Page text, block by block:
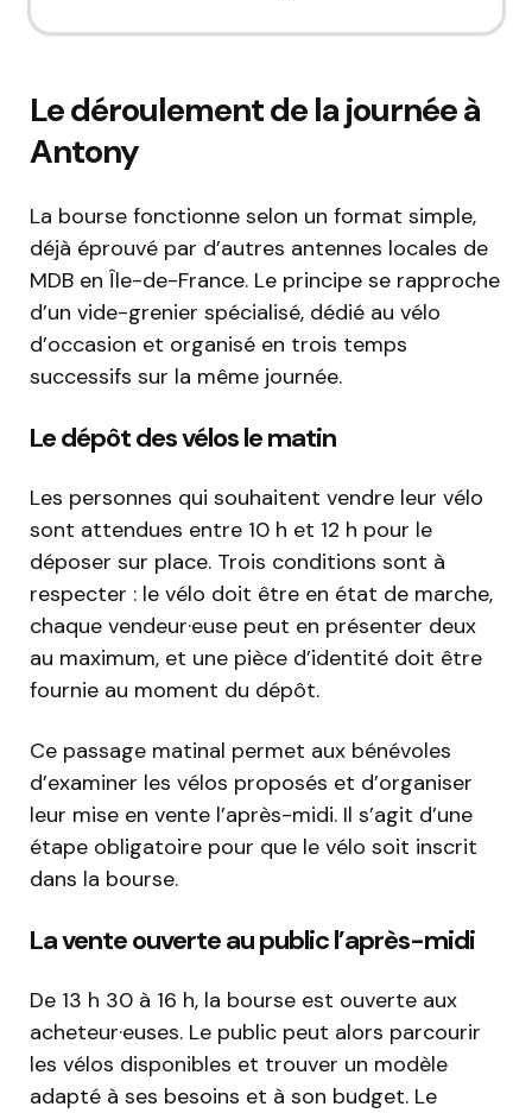
Le déroulement de la journée à
Antony
La bourse fonctionne selon un format simple,
déjà éprouvé par d’autres antennes locales de
MDB en Île-de-France. Le principe se rapproche
d’un vide-grenier spécialisé, dédié au vélo
d’occasion et organisé en trois temps
successifs sur la même journée.
Le dépôt des vélos le matin
Les personnes qui souhaitent vendre leur vélo
sont attendues entre 10 h et 12 h pour le
déposer sur place. Trois conditions sont à
respecter : le vélo doit être en état de marche,
chaque vendeur·euse peut en présenter deux
au maximum, et une pièce d’identité doit être
fournie au moment du dépôt.
Ce passage matinal permet aux bénévoles
d’examiner les vélos proposés et d’organiser
leur mise en vente l’après-midi. Il s’agit d’une
étape obligatoire pour que le vélo soit inscrit
dans la bourse.
La vente ouverte au public l’après-midi
De 13 h 30 à 16 h, la bourse est ouverte aux
acheteur·euses. Le public peut alors parcourir
les vélos disponibles et trouver un modèle
adapté à ses besoins et à son budget. Le